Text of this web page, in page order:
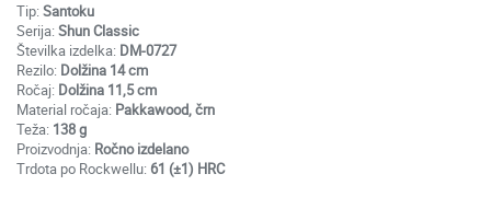
Tip: Santoku
Serija: Shun Classic
Številka izdelka: DM-0727
Rezilo: Dolžina 14 cm
Ročaj: Dolžina 11,5 cm
Material ročaja: Pakkawood, črn
Teža: 138 g
Proizvodnja: Ročno izdelano
Trdota po Rockwellu: 61 (±1) HRC